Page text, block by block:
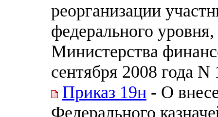
реорганизации
федерального
Министерства
сентября 2008 года N
Приказ 19н - О
Федерального